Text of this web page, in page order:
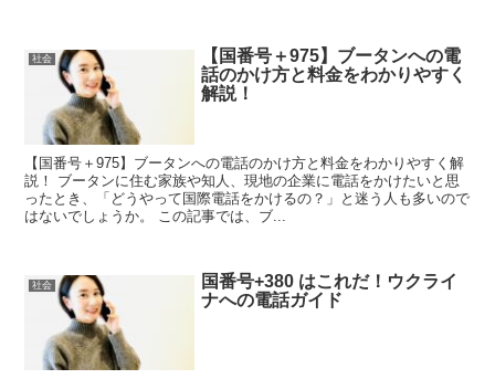
社会
【国番号＋975】ブータンへの電
話のかけ方と料金をわかりやすく
解説！
【国番号＋975】ブータンへの電話のかけ方と料金をわかりやすく解
説！ ブータンに住む家族や知人、現地の企業に電話をかけたいと思
ったとき、「どうやって国際電話をかけるの？」と迷う人も多いので
はないでしょうか。 この記事では、ブ...
社会
国番号+380 はこれだ！ウクライ
ナへの電話ガイド